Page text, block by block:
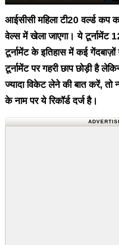
आईसीसी महिला टी20 वर्ल्ड
वेल्स में खेला जाएगा। ये टूर्नामेंट
टूर्नामेंट के इतिहास में कई
टूर्नामेंट पर गहरी छाप छोड़ी है
ज्यादा विकेट लेने की बात करें,
के नाम पर ये रिकॉर्ड दर्ज है।